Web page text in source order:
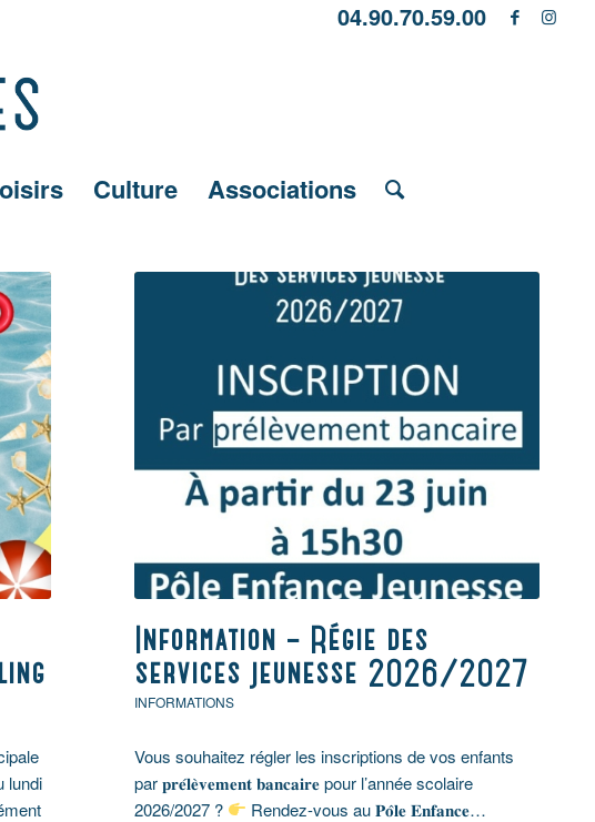
04.90.70.59.00
Culture Associations
lundi
Information – Régie des
services jeunesse 2026/2027
INFORMATIONS
Vous souhaitez régler les inscriptions de vos enfants
par 𝐩𝐫𝐞́𝐥𝐞̀𝐯𝐞𝐦𝐞𝐧𝐭 𝐛𝐚𝐧𝐜𝐚𝐢𝐫𝐞 pour l’année scolaire
2026/2027 ?
Rendez-vous au 𝐏𝐨̂𝐥𝐞 𝐄𝐧𝐟𝐚𝐧𝐜𝐞…